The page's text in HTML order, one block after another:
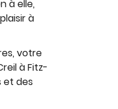
à elle,
à
votre
à Fitz-
et des